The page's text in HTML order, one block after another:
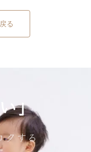
る
」
クする